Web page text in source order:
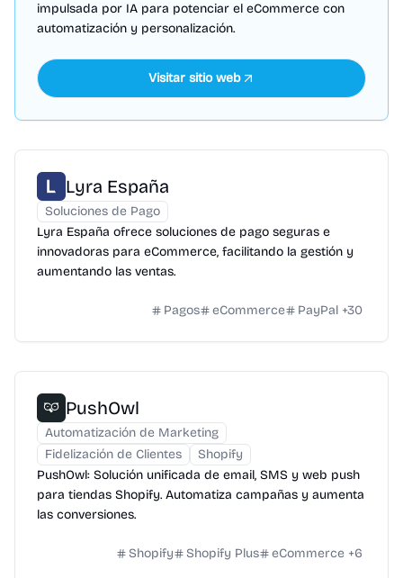
impulsada por IA para potenciar el eCommerce con
automatización y personalización.
Visitar sitio web
Lyra España
Soluciones de Pago
Lyra España ofrece soluciones de pago seguras e
innovadoras para eCommerce, facilitando la gestión y
aumentando las ventas.
Pagos eCommerce PayPal +30
PushOwl
Automatización de Marketing
Fidelización de Clientes
Shopify
PushOwl: Solución unificada de email, SMS y web push
para tiendas Shopify. Automatiza campañas y aumenta
las conversiones.
Shopify Shopify Plus eCommerce +6